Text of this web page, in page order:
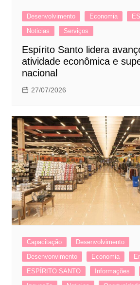
Desenvolvimento Economia
Noticias
Serviços
Espírito Santo lidera
atividade econômica e
nacional
27/07/2026
Capacitação
Desenvolvimento
Desenvonvimento
Economia
ESPÍRITO SANTO
Informações